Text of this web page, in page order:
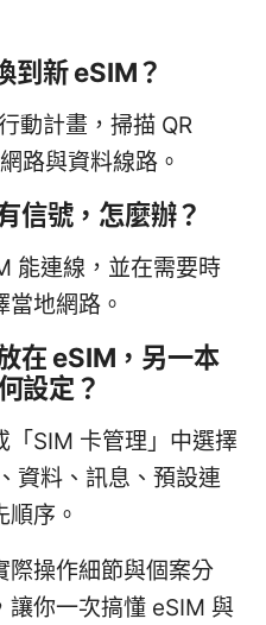
到新 eSIM？
動計畫，掃描 QR
路與資料線路。
信號，怎麼辦？
能連線，並在需要時
地網路。
在 eSIM，另一本
設定？
「SIM 卡管理」中選擇
資料、訊息、預設連
序。
際操作細節與個案分
讓你一次搞懂 eSIM 與